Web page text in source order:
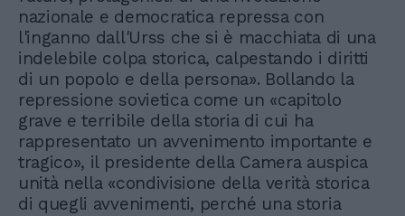
nazionale e democratica repressa con
l'inganno dall'Urss che si è macchiata di una
indelebile colpa storica, calpestando i diritti
di un popolo e della persona». Bollando la
repressione sovietica come un «capitolo
grave e terribile della storia di cui ha
rappresentato un avvenimento importante e
tragico», il presidente della Camera auspica
unità nella «condivisione della verità storica
di quegli avvenimenti, perché una storia